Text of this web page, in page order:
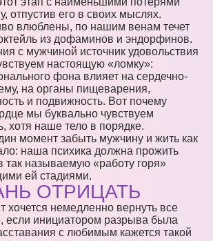
отпустив его в своих мыслях.
влюблены, по нашим венам течет
из дофаминов и эндорфинов.
с мужчиной источник удовольствия
настоящую «ломку»:
фона влияет на сердечно-
на органы пищеварения,
и подвижность. Вот почему
мы буквально чувствуем
хотя наше тело в порядке.
момент забыть мужчину и жить как
наша психика должна прожить
так называемую «работу горя»
ей стадиями.
ОТРИЦАТЬ
хочется немедленно вернуть все
если инициатором разрыва была
с любимым кажется такой